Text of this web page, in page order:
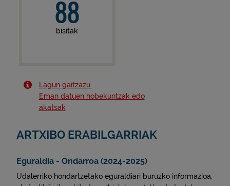
88
bisitak
Lagun gaitzazu.
Eman datuen hobekuntzak edo
akatsak
ARTXIBO ERABILGARRIAK
Eguraldia - Ondarroa (2024-2025)
Udalerriko hondartzetako eguraldiari buruzko informazioa,